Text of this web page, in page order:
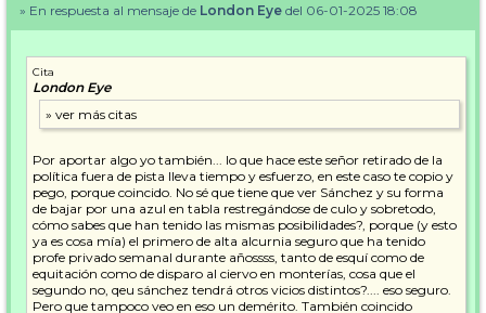
» En respuesta al mensaje de London Eye del 06-01-2025 18:08
Cita
London Eye
Por aportar algo yo también... lo que hace este señor retirado de la
política fuera de pista lleva tiempo y esfuerzo, en este caso te copio y
pego, porque coincido. No sé que tiene que ver Sánchez y su forma
de bajar por una azul en tabla restregándose de culo y sobretodo,
cómo sabes que han tenido las mismas posibilidades?, porque (y esto
ya es cosa mía) el primero de alta alcurnia seguro que ha tenido
profe privado semanal durante añossss, tanto de esquí como de
equitación como de disparo al ciervo en monterías, cosa que el
segundo no, qeu sánchez tendrá otros vicios distintos?.... eso seguro.
Pero que tampoco veo en eso un demérito. También coincido